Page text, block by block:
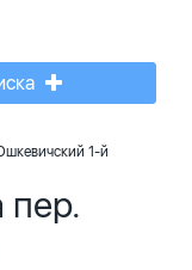
1-й
пер.